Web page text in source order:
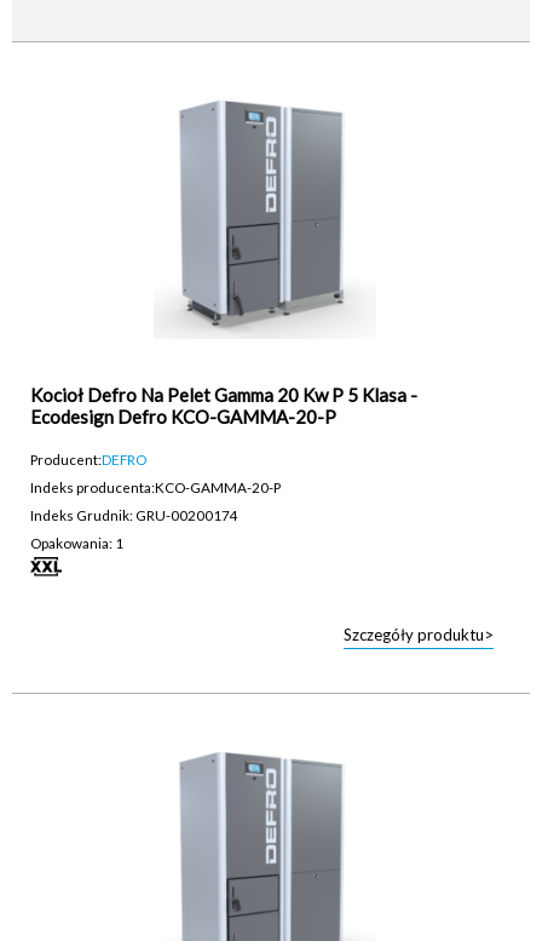
Kocioł Defro Na Pelet Gamma 20 Kw P 5 Klasa -
Ecodesign Defro KCO-GAMMA-20-P
Producent:DEFRO
Indeks producenta:KCO-GAMMA-20-P
Indeks Grudnik: GRU-00200174
Opakowania: 1
Szczegóły produktu>